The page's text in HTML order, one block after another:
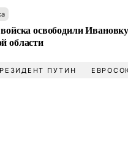
освободили
области
ПУТИН